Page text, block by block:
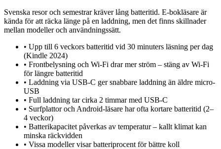
Svenska resor och semestrar kräver lång batteritid. E-bokläsare är
kända för att räcka länge på en laddning, men det finns skillnader
mellan modeller och användningssätt.
• Upp till 6 veckors batteritid vid 30 minuters läsning per dag
(Kindle 2024)
• Frontbelysning och Wi-Fi drar mer ström – stäng av Wi-Fi
för längre batteritid
• Laddning via USB-C ger snabbare laddning än äldre micro-
USB
• Full laddning tar cirka 2 timmar med USB-C
• Surfplattor och Android-läsare har ofta kortare batteritid (2–
4 veckor)
• Batterikapacitet påverkas av temperatur – kallt klimat kan
minska räckvidden
• Vissa modeller visar batteriprocent för bättre koll